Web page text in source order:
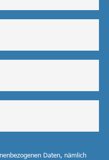
Daten, nämlich